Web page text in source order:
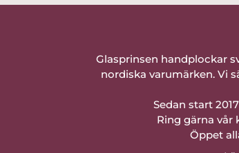
Glasprinsen handplockar
nordiska varumärken. Vi
Sedan start
Ring gärna vår
Öppet